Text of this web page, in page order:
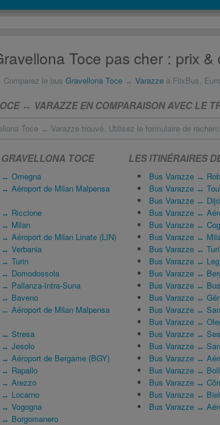
Toce pas cher : prix
Comparez le bus Gravellona Toce ↔ Varazze à FlixBus,
↔ VARAZZE EN COMPARAISON AVEC LE
Toce ↔ Varazze trouvé. Utilisez le formulaire de
TOCE
↔ Omegna
Aéroport de Milan Malpensa
↔ Riccione
↔ Milan
Aéroport de Milan Linate (LIN)
↔ Verbania
↔ Turin
↔ Domodossola
Pallanza-Intra-Suna
↔ Baveno
Aéroport de Milan Malpensa
↔ Stresa
↔ Jesolo
Aéroport de Bergame (BGY)
↔ Rapallo
↔ Arezzo
↔ Locarno
↔ Vogogna
Borgomanero
LES ITINÉRAIRES
Bus Varazze ↔
Bus Varazze ↔
Bus Varazze ↔
Bus Varazze ↔
Bus Varazze ↔
Bus Varazze ↔
Bus Varazze ↔
Bus Varazze ↔
Bus Varazze ↔
Bus Varazze ↔
Bus Varazze ↔
Bus Varazze ↔
Bus Varazze ↔
Bus Varazze ↔
Bus Varazze ↔
Bus Varazze ↔
Bus Varazze ↔
Bus Varazze ↔
Bus Varazze ↔
Bus Varazze ↔